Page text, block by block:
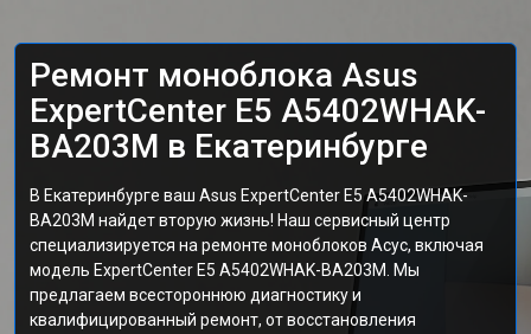
Ремонт моноблока Asus
ExpertCenter E5 A5402WHAK-
BA203M в Екатеринбурге
В Екатеринбурге ваш Asus ExpertCenter E5 A5402WHAK-
BA203M найдет вторую жизнь! Наш сервисный центр
специализируется на ремонте моноблоков Асус, включая
модель ExpertCenter E5 A5402WHAK-BA203M. Мы
предлагаем всестороннюю диагностику и
квалифицированный ремонт, от восстановления